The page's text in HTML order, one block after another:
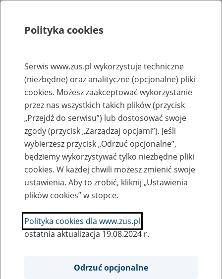
Rejestry, ewidencje i archiwa
Baza zlikwidowanych lub
przekształconych zakładów pracy
Nazwa zakładu pracy:
SZUKAJ
Polityka cookies
Serwis www.zus.pl wykorzystuje techniczne
(niezbędne) oraz analityczne (opcjonalne) pliki
cookies. Możesz zaakceptować wykorzystanie
przez nas wszystkich takich plików (przycisk
„Przejdź do serwisu”) lub dostosować swoje
zgody (przycisk „Zarządzaj opcjami”). Jeśli
wybierzesz przycisk „Odrzuć opcjonalne”,
będziemy wykorzystywać tylko niezbędne pliki
cookies. W każdej chwili możesz zmienić swoje
ustawienia. Aby to zrobić, kliknij „Ustawienia
plików cookies” w stopce.
Polityka cookies dla www.zus.pl
ostatnia aktualizacja 19.08.2024 r.
Odrzuć opcjonalne